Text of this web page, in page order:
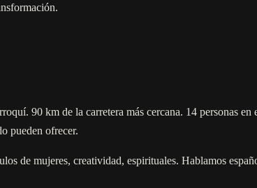
90 km de la carretera más cercana. 14 personas
pueden ofrecer.
de mujeres, creatividad, espirituales. Hablamos